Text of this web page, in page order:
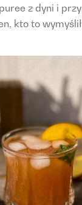
z dyni i
kto to